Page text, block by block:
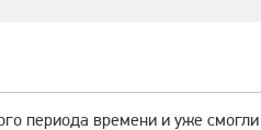
периода времени и уже